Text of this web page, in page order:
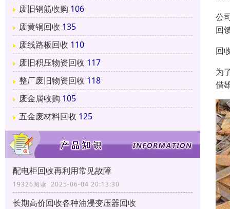
废旧钢筋收购 106
废黄铜回收 135
废线路板回收 110
废旧积压物资回收 117
整厂废旧物资回收 118
废金属收购 105
五金废材料回收 125
配电柜回收再利用常见故障
19326阅读 2025-06-04 20:13:30
长期高价回收各种油浸变压器回收
公
回
回
为
借